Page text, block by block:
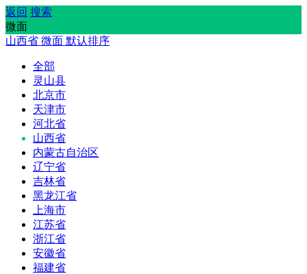
返回 搜索
微面
山西省 微面 默认排序
全部
灵山县
北京市
天津市
河北省
山西省
内蒙古自治区
辽宁省
吉林省
黑龙江省
上海市
江苏省
浙江省
安徽省
福建省